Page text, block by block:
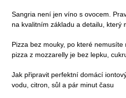
Sangria není jen víno s ovocem.
na kvalitním základu a detailu, který
Pizza bez mouky, po které nemusíte
pizza z mozzarelly je bez lepku,
Jak připravit perfektní domácí
vodu, citron, sůl a pár minut času